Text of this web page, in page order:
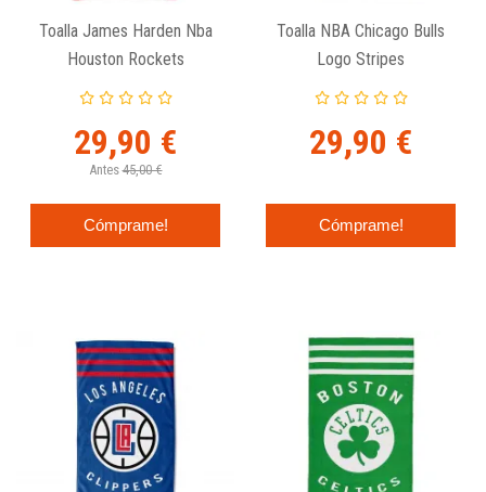
Toalla James Harden Nba
Houston Rockets
29,90 €
Antes 45,00 €
Cómprame!
Toalla NBA Chicago Bulls
Logo Stripes
29,90 €
Cómprame!